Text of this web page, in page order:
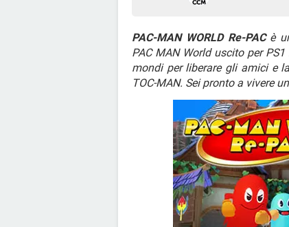
PAC-MAN WORLD Re-PACè
PAC MAN World uscito per
mondi per liberare gli amici e
TOC-MAN. Sei pronto a vivere